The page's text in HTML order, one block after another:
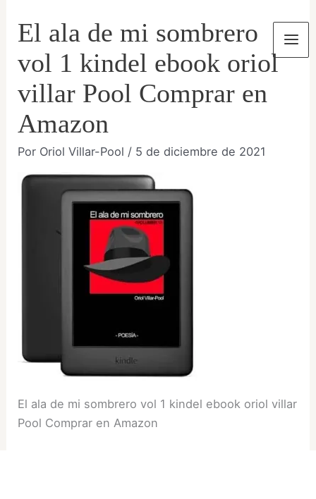
El ala de mi sombrero
vol 1 kindel ebook oriol
villar Pool Comprar en
Amazon
Por Oriol Villar-Pool / 5 de diciembre de 2021
El ala de mi sombrero vol 1 kindel ebook oriol villar
Pool Comprar en Amazon